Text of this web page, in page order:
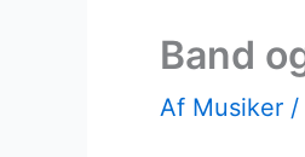
Band
Af Musiker /